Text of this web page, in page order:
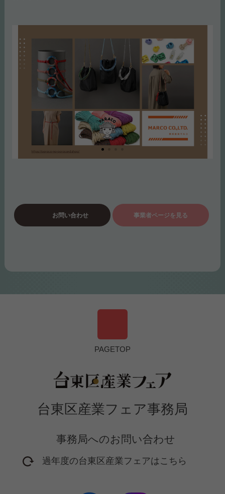
お問い合わせ 事業者ページを見る
台東区産業フェア事務局
事務局へのお問い合わせ
過年度の台東区産業フェアはこちら
PAGETOP